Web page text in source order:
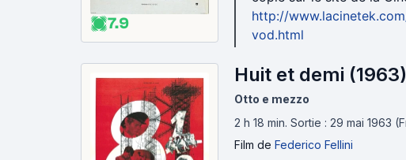
7.9
http://
vod.html
Huit et demi (1963)
Otto e mezzo
2 h 18 min. Sortie : 29 mai 1963
Film de Federico Fellini